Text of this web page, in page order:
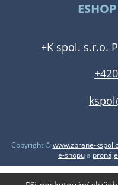
+K spol. s.r.o.
Copyright ©www.zbrane-
e-shopua